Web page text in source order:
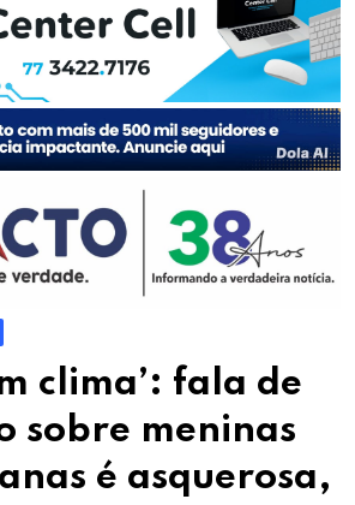
clima’: fala de
sobre meninas
é asquerosa,